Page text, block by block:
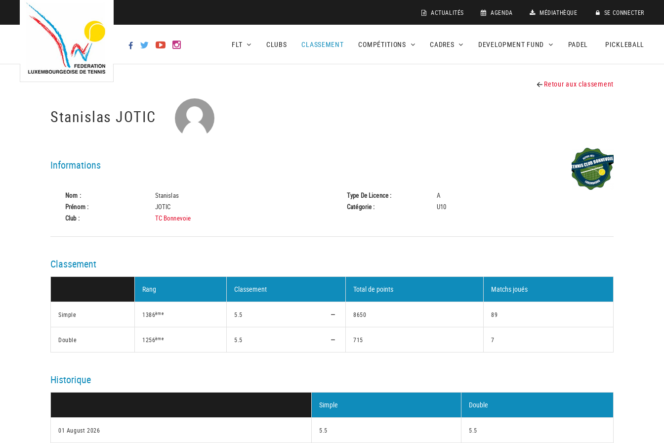
ACTUALITÉS AGENDA MÉDIATHÈQUE SE CONNECTER
FLT CLUBS CLASSEMENT COMPÉTITIONS CADRES DEVELOPMENT FUND PADEL PICKLEBALL
Retour aux classement
Stanislas JOTIC
Informations
Nom :
Stanislas
Prénom :
JOTIC
Club :
TC Bonnevoie
Type De Licence :
A
Catégorie :
U10
Classement
Rang Classement Total de points Matchs joués
Simple 1386ème 5.5 8650 89
Double 1256ème 5.5 715 7
Historique
Simple Double
01 August 2026 5.5 5.5